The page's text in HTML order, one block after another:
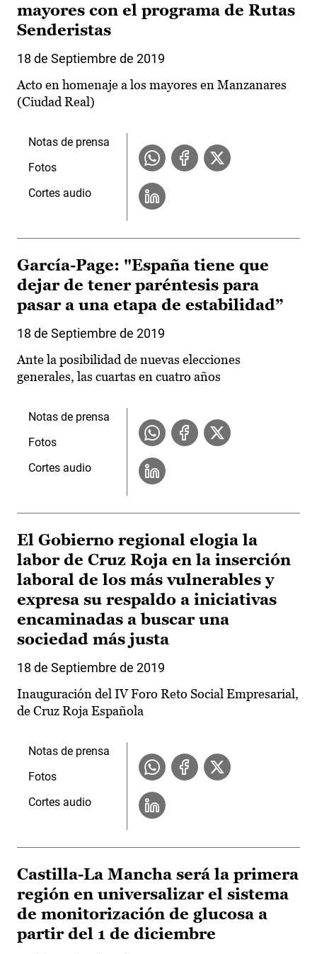
mayores con el programa de Rutas
Senderistas
18 de Septiembre de 2019
Acto en homenaje a los mayores en Manzanares
(Ciudad Real)
Notas de prensa
Fotos
Cortes audio
García-Page: "España tiene que
dejar de tener paréntesis para
pasar a una etapa de estabilidad”
18 de Septiembre de 2019
Ante la posibilidad de nuevas elecciones
generales, las cuartas en cuatro años
Notas de prensa
Fotos
Cortes audio
El Gobierno regional elogia la
labor de Cruz Roja en la inserción
laboral de los más vulnerables y
expresa su respaldo a iniciativas
encaminadas a buscar una
sociedad más justa
18 de Septiembre de 2019
Inauguración del IV Foro Reto Social Empresarial,
de Cruz Roja Española
Notas de prensa
Fotos
Cortes audio
Castilla-La Mancha será la primera
región en universalizar el sistema
de monitorización de glucosa a
partir del 1 de diciembre